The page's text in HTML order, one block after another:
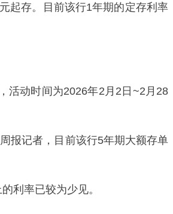
起存。目前该行1年期的定存利率
活动时间为2026年2月2日~2月28
报记者，目前该行5年期大额存单
利率已较为少见。